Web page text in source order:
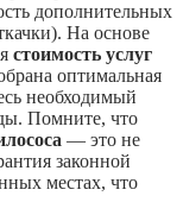
дополнительных
На основе
стоимость услуг
оптимальная
необходимый
Помните, что
— это не
законной
местах, что